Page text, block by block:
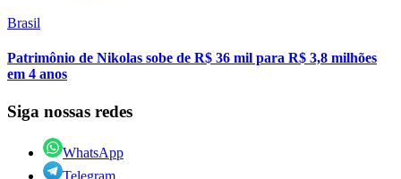
Brasil
Patrimônio de Nikolas sobe de R$ 36 mil para R$ 3,8 milhões
em 4 anos
Siga nossas redes
WhatsApp